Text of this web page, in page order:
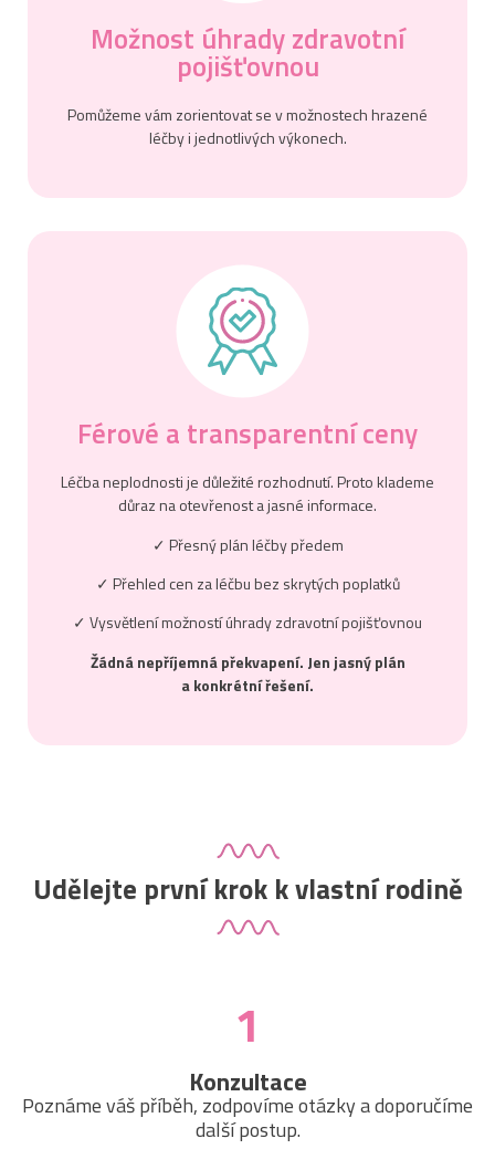
Možnost úhrady zdravotní
pojišťovnou
Pomůžeme vám zorientovat se v možnostech hrazené
léčby i jednotlivých výkonech.
Férové a transparentní ceny
Léčba neplodnosti je důležité rozhodnutí. Proto klademe
důraz na otevřenost a jasné informace.
✓ Přesný plán léčby předem
✓ Přehled cen za léčbu bez skrytých poplatků
✓ Vysvětlení možností úhrady zdravotní pojišťovnou
Žádná nepříjemná překvapení. Jen jasný plán
a konkrétní řešení.
Udělejte první krok k vlastní rodině
1
Konzultace
Poznáme váš příběh, zodpovíme otázky a doporučíme
další postup.
pochopení.
IVF Clinic Olomouc